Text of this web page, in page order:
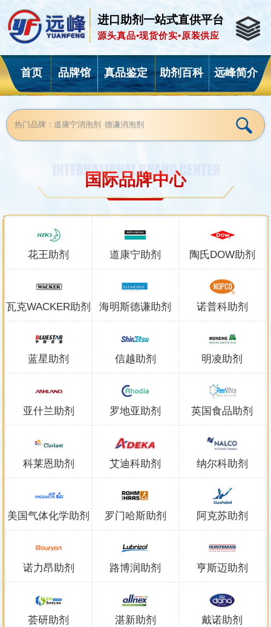
进口助剂一站式直供平台
源头真品•现货价实•原装供应
首页 品牌馆 真品鉴定 助剂百科 远峰简介
国际品牌中心
花王助剂 道康宁助剂 陶氏DOW助剂
瓦克WACKER助剂 海明斯德谦助剂 诺普科助剂
蓝星助剂 信越助剂 明凌助剂
亚什兰助剂 罗地亚助剂 英国食品助剂
科莱恩助剂 艾迪科助剂 纳尔科助剂
美国气体化学助剂 罗门哈斯助剂 阿克苏助剂
诺力昂助剂 路博润助剂 亨斯迈助剂
荟研助剂 湛新助剂 戴诺助剂